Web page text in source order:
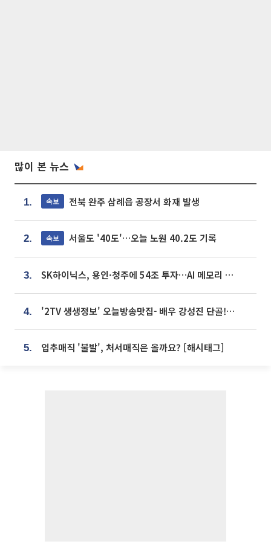
많이 본 뉴스
1. 속보 전북 완주 삼례읍 공장서 화재 발생
2. 속보 서울도 '40도'…오늘 노원 40.2도 기록
3. SK하이닉스, 용인·청주에 54조 투자…AI 메모리 생산기지 키운다
4. '2TV 생생정보' 오늘방송맛집- 배우 강성진 단골! 쌀국수ㆍ푸팟퐁 커리 맛집 '블○○○'
5. 입추매직 '불발', 처서매직은 올까요? [해시태그]